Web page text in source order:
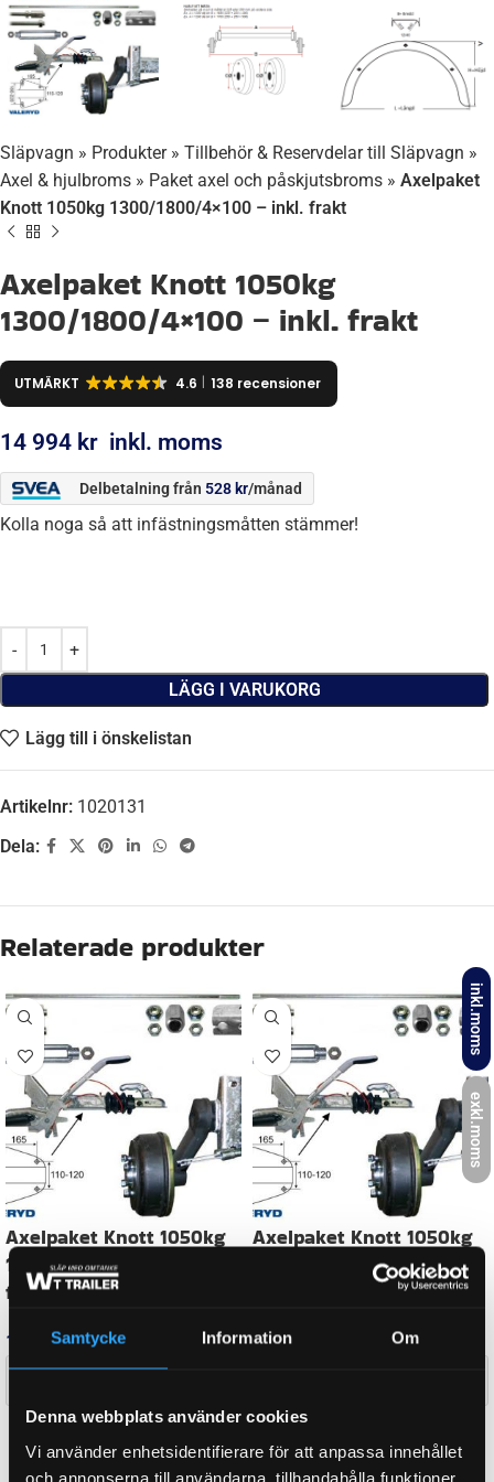
Samtycke Information Om
Denna webbplats använder cookies
Vi använder enhetsidentifierare för att anpassa innehållet
och annonserna till användarna, tillhandahålla funktioner
inkl.moms
exkl.moms
Släpvagn » Produkter» Tillbehör & Reservdelar till Släpvagn »
Axel & hjulbroms » Paket axel och påskjutsbroms » Axelpaket
Knott 1050kg 1300/1800/4×100 – inkl. frakt
Axelpaket Knott 1050kg
1300/1800/4×100 – inkl. frakt
UTMÄRKT 4.6 138 recensioner
14 994 kr inkl. moms
Delbetalning från 528 kr/månad
Kolla noga så att infästningsmåtten stämmer!
LÄGG I VARUKORG
Lägg till i önskelistan
Artikelnr: 1020131
Dela:
Beskrivning
1800 mm
AXEL BROMSAD Ja
AXEL A-MÅTT 1300 mm
TOTALVIKT
BULTCIRKEL
WEIGHT 60,5 kg